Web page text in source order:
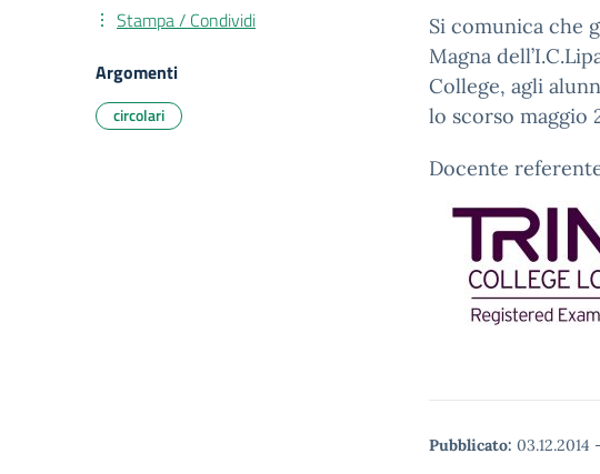
Si comunica che
Magna
College, agli
lo scorso maggio
Docente
Pubblicato: 03.12.2014 -
Stampa / Condividi
Argomenti
circolari